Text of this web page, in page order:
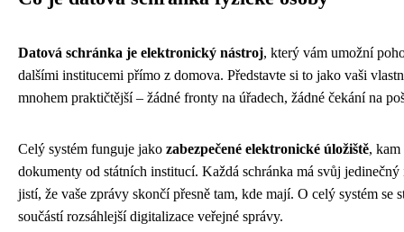
Datová schránka je elektronický nástroj, který vám umožní
dalšími institucemi přímo z domova. Představte si to jako vaši
mnohem praktičtější – žádné fronty na úřadech, žádné čekání na
Celý systém funguje jako zabezpečené elektronické úložiště,
dokumenty od státních institucí. Každá schránka má svůj
jistí, že vaše zprávy skončí přesně tam, kde mají. O celý systém se
součástí rozsáhlejší digitalizace veřejné správy.